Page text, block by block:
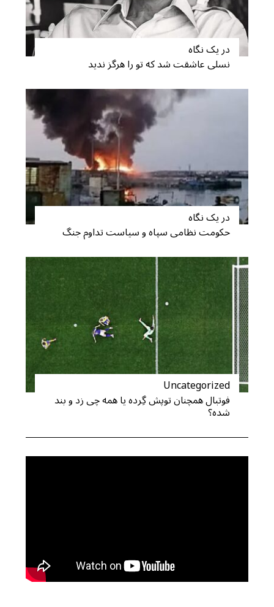
در یک نگاه
نسلی عاشقت شد که تو را هرگز ندید
در یک نگاه
حکومت نظامی سپاه و سیاست تداوم جنگ
Uncategorized
فوتبال همچنان توپش گِرده یا همه چی زد و بند
شده؟